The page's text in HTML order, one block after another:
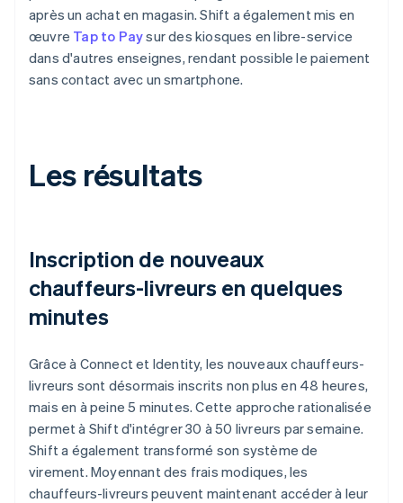
après un achat en magasin. Shift a également mis en
œuvre Tap to Paysur des kiosques en libre-service
dans d'autres enseignes, rendant possible le paiement
sans contact avec un smartphone.
Les résultats
Inscription de nouveaux
chauffeurs-livreurs en quelques
minutes
Grâce à Connect et Identity, les nouveaux chauffeurs-
livreurs sont désormais inscrits non plus en 48 heures,
mais en à peine 5 minutes. Cette approche rationalisée
permet à Shift d'intégrer 30 à 50 livreurs par semaine.
Shift a également transformé son système de
virement. Moyennant des frais modiques, les
chauffeurs-livreurs peuvent maintenant accéder à leur